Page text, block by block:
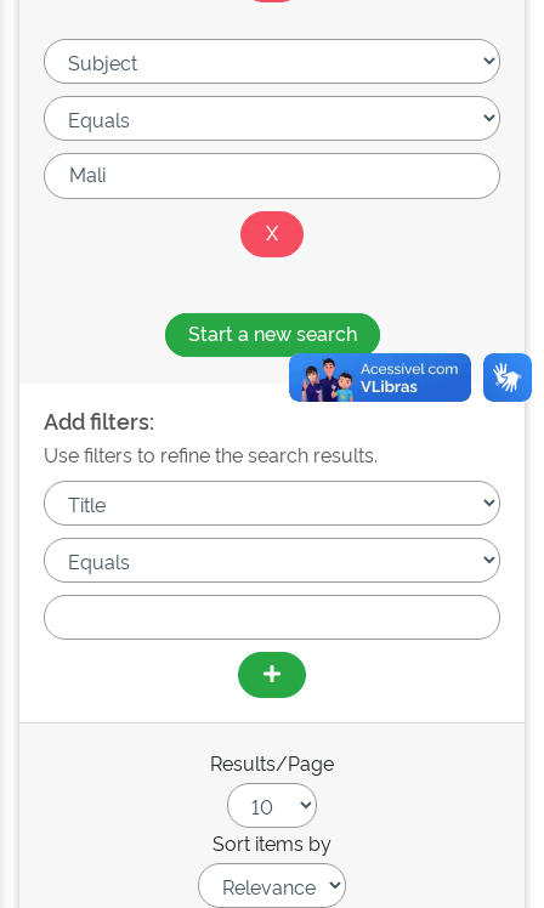
Start a new search
Add filters:
Use filters to refine the search results.
Results/Page
Sort items by